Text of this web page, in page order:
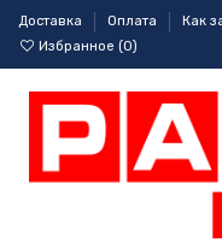
Доставка Оплата Как
Избранное (0)